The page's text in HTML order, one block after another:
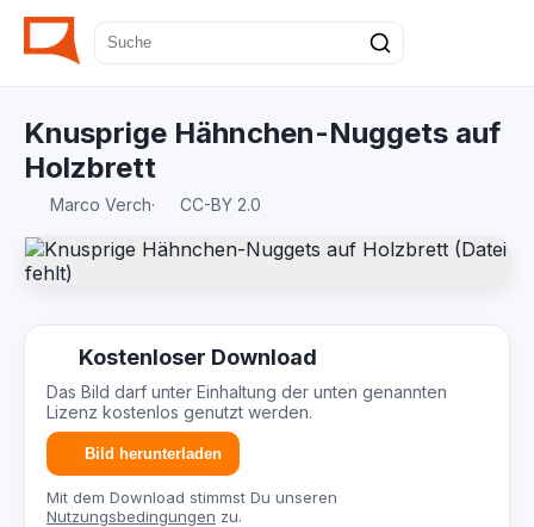
Knusprige Hähnchen-Nuggets auf
Holzbrett
Marco Verch· CC-BY 2.0
Kostenloser Download
Das Bild darf unter Einhaltung der unten genannten
Lizenz kostenlos genutzt werden.
Bild herunterladen
Mit dem Download stimmst Du unseren
Nutzungsbedingungen zu.